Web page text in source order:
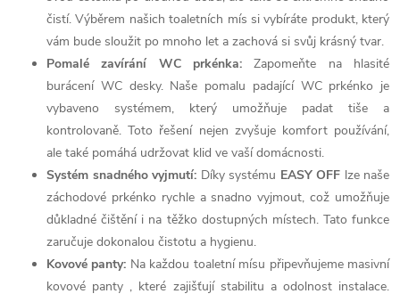
čistí. Výběrem našich toaletních mís si vybíráte produkt, který
vám bude sloužit po mnoho let a zachová si svůj krásný tvar.
Pomalé zavírání WC prkénka: Zapomeňte na hlasité
burácení WC desky. Naše pomalu padající WC prkénko je
vybaveno systémem, který umožňuje padat tiše a
kontrolovaně. Toto řešení nejen zvyšuje komfort používání,
ale také pomáhá udržovat klid ve vaší domácnosti.
Systém snadného vyjmutí: Díky systému EASY OFF lze naše
záchodové prkénko rychle a snadno vyjmout, což umožňuje
důkladné čištění i na těžko dostupných místech. Tato funkce
zaručuje dokonalou čistotu a hygienu.
Kovové panty: Na každou toaletní mísu připevňujeme masivní
kovové panty , které zajišťují stabilitu a odolnost instalace.